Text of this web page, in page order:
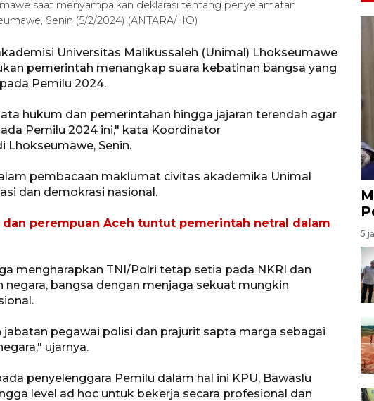
saat menyampaikan deklarasi tentang penyelamatan
Senin (5/2/2024) (ANTARA/HO)
Universitas Malikussaleh (Unimal) Lhokseumawe
pemerintah menangkap suara kebatinan bangsa yang
Pemilu 2024.
hukum dan pemerintahan hingga jajaran terendah agar
Pemilu 2024 ini," kata Koordinator
Lhokseumawe, Senin.
pembacaan maklumat civitas akademika Unimal
dan demokrasi nasional.
perempuan Aceh tuntut pemerintah netral dalam
mengharapkan TNI/Polri tetap setia pada NKRI dan
bangsa dengan menjaga sekuat mungkin
jabatan pegawai polisi dan prajurit sapta marga sebagai
ujarnya.
penyelenggara Pemilu dalam hal ini KPU, Bawaslu
level ad hoc untuk bekerja secara profesional dan
5